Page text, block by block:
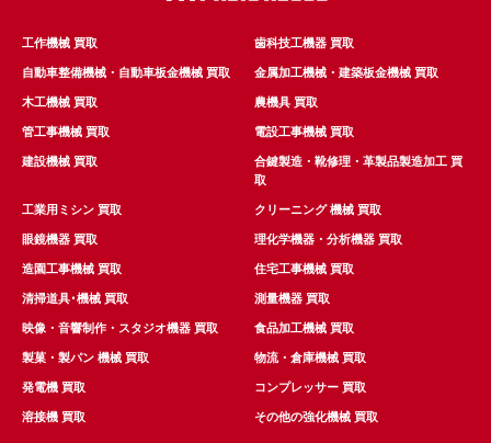
工作機械 買取 歯科技工機器 買取
自動車整備機械・自動車板金機械 買取 金属加工機械・建築板金機械 買取
木工機械 買取 農機具 買取
管工事機械 買取 電設工事機械 買取
建設機械 買取
合鍵製造・靴修理・革製品製造加工 買
取
工業用ミシン 買取 クリーニング 機械 買取
眼鏡機器 買取 理化学機器・分析機器 買取
造園工事機械 買取 住宅工事機械 買取
清掃道具･機械 買取 測量機器 買取
映像・音響制作・スタジオ機器 買取 食品加工機械 買取
製菓・製パン 機械 買取 物流・倉庫機械 買取
発電機 買取 コンプレッサー 買取
溶接機 買取 その他の強化機械 買取